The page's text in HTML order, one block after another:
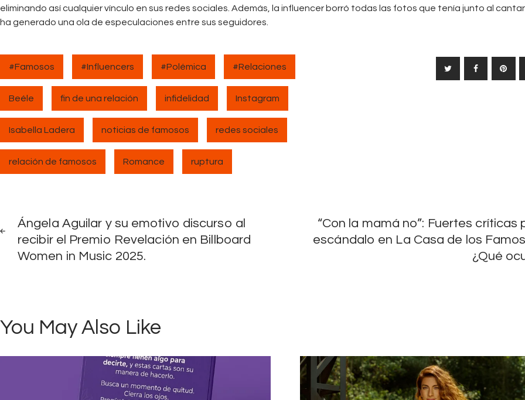
eliminando así cualquier vínculo en sus redes sociales. Además, la influencer borró todas las fotos que tenía junto al
ha generado una ola de especulaciones entre sus seguidores.
#Famosos #Influencers #Polémica #Relaciones
Beéle fin de una relación infidelidad Instagram
Isabella Ladera noticias de famosos redes sociales
relación de famosos Romance ruptura
Navegación
de
entradas
POST
Ángela Aguilar y su emotivo discurso al
recibir el Premio Revelación en Billboard
Women in Music 2025.
“Con la mamá no”: Fuertes críticas
escándalo en La Casa de los
¿Qué
You May Also Like